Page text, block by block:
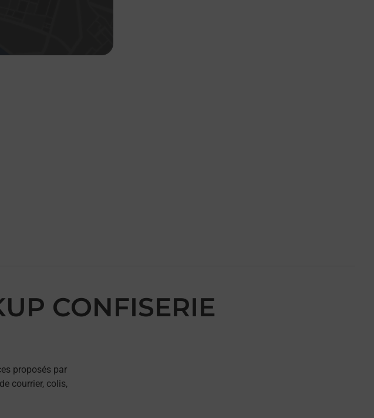
CONFISERIE
proposés par
courrier, colis,